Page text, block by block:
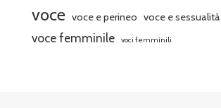
voce voce e perineo voce e sessualità
voce femminile voci femminili